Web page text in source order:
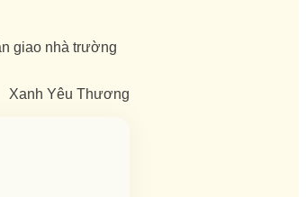
giao nhà trường
Xanh Yêu Thương